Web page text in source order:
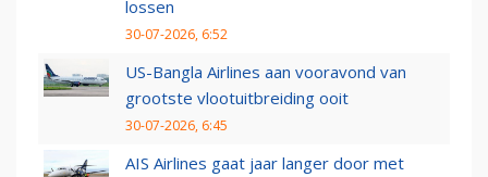
lossen
30-07-2026, 6:52
US-Bangla Airlines aan vooravond van
grootste vlootuitbreiding ooit
30-07-2026, 6:45
AIS Airlines gaat jaar langer door met